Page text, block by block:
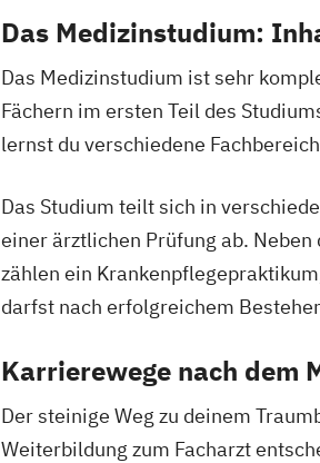
Das Medizinstudium:
Das Medizinstudium ist sehr
Fächern im ersten Teil des
lernst du verschiedene
Das Studium teilt sich in
einer ärztlichen Prüfung ab.
zählen ein
darfst nach erfolgreichem
Karrierewege nach dem
Der steinige Weg zu deinem
Weiterbildung zum Facharzt